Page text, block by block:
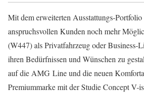
Mit dem erweiterten Ausstattungs-
anspruchsvollen Kunden noch mehr
(W447) als Privatfahrzeug oder Business-
ihren Bedürfnissen und Wünschen zu
auf die AMG Line und die neuen
Premiummarke mit der Studie Concept V-